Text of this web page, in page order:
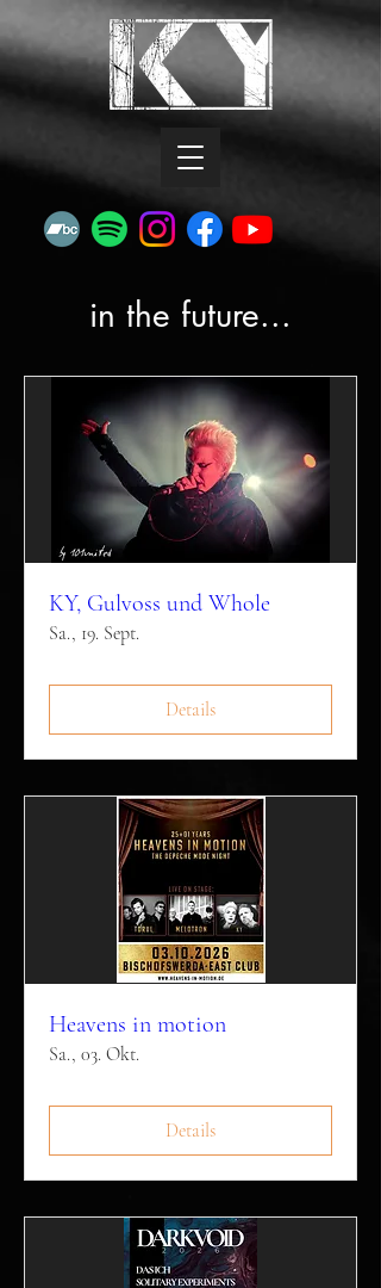
in the future...
KY, Gulvoss und Whole
Sa., 19. Sept.
Details
Heavens in motion
Sa., 03. Okt.
Details